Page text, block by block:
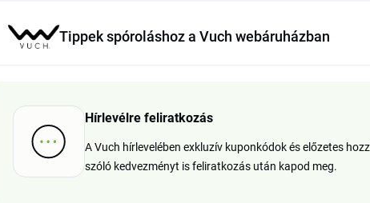
Tippek spóroláshoz a Vuch webáruházban
Hírlevélre feliratkozás
A Vuch hírlevelében exkluzív kuponkódok és előzetes
szóló kedvezményt is feliratkozás után kapod meg.